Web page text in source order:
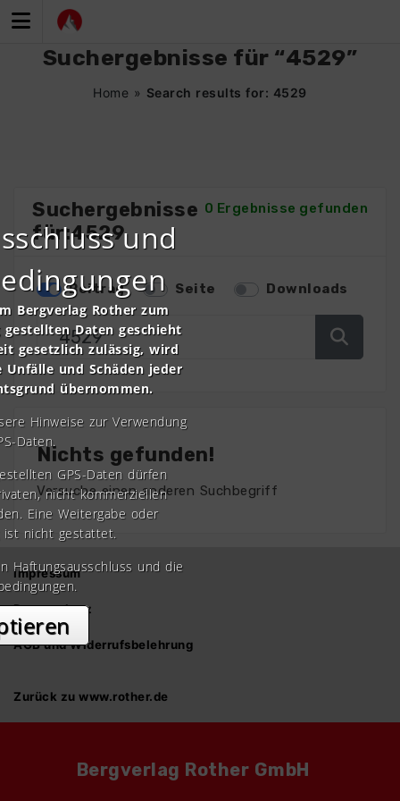
Inhalt
Suchergebnisse für “4529”
Home » Search results for: 4529
0 Ergebnisse gefunden
Suchergebnisse
für:4529
Beitrag Seite Downloads
Nichts gefunden!
Versuche einen anderen Suchbegriff
Impressum
Datenschutz
AGB und Widerrufsbelehrung
Zurück zu www.rother.de
Bergverlag Rother GmbH
und
Bergverlag Rother zum
Daten geschieht
gesetzlich zulässig, wird
und Schäden jeder
übernommen.
Hinweise zur Verwendung
Daten.
GPS-Daten dürfen
nicht kommerziellen
Eine Weitergabe oder
ist nicht gestattet.
Haftungsausschluss und die